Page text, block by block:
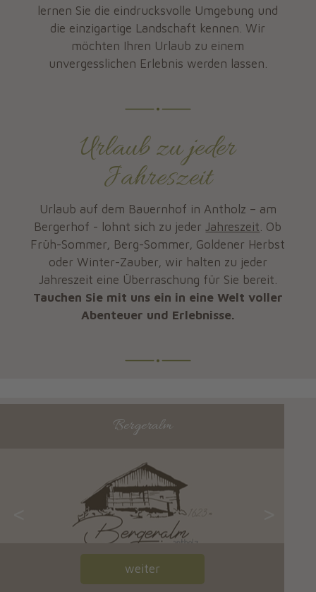
lernen Sie die eindrucksvolle Umgebung und
die einzigartige Landschaft kennen. Wir
möchten Ihren Urlaub zu einem
unvergesslichen Erlebnis werden lassen.
Urlaub zu jeder
Jahreszeit
Urlaub auf dem Bauernhof in Antholz – am
Bergerhof - lohnt sich zu jederJahreszeit. Ob
Früh-Sommer, Berg-Sommer, Goldener Herbst
oder Winter-Zauber, wir halten zu jeder
Jahreszeit eine Überraschung für Sie bereit.
Tauchen Sie mit uns ein in eine Welt voller
Abenteuer und Erlebnisse.
Bergeralm
weiter